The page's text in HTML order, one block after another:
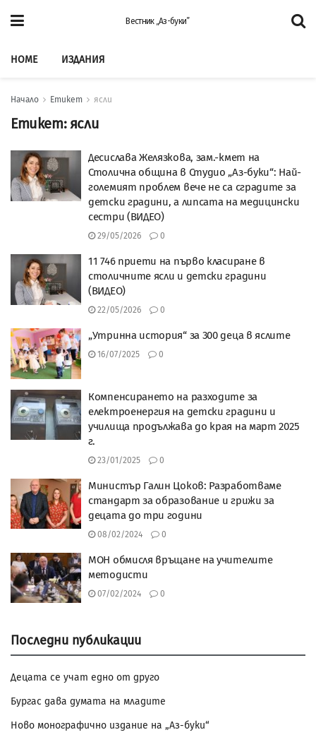
Вестник „Аз-буки”
HOME ИЗДАНИЯ
Начало Етикет ясли
Етикет:ясли
Десислава Желязкова, зам.-кмет на
Столична община в Студио „Аз-буки“: Най-
големият проблем вече не са сградите за
детски градини, а липсата на медицински
сестри (ВИДЕО)
29/05/2026 0
11 746 приети на първо класиране в
столичните ясли и детски градини
(ВИДЕО)
22/05/2026 0
„Утринна история“ за 300 деца в яслите
16/07/2025 0
Компенсирането на разходите за
електроенергия на детски градини и
училища продължава до края на март 2025
г.
23/01/2025 0
Министър Галин Цоков: Разработваме
стандарт за образование и грижи за
децата до три години
08/02/2024 0
МОН обмисля връщане на учителите
методисти
07/02/2024 0
Последни публикации
Децата се учат едно от друго
Бургас дава думата на младите
Ново монографично издание на „Аз-буки“